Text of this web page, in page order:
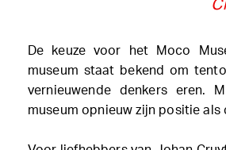
De keuze voor het Moco
museum staat bekend om
vernieuwende denkers eren.
museum opnieuw zijn positie